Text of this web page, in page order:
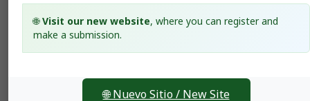
PDF (Español (España))
HTML (Español (España))
🌐Visit our new website, where you can register and
make a submission.
🌐 Nuevo Sitio / New Site